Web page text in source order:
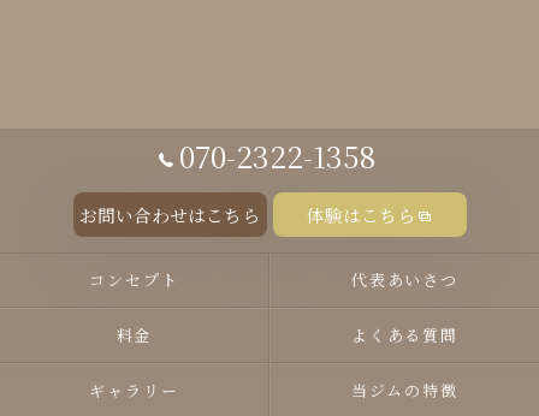
070-2322-1358
お問い合わせはこちら 体験はこちら
コンセプト 代表あいさつ
料金 よくある質問
ギャラリー 当ジムの特徴